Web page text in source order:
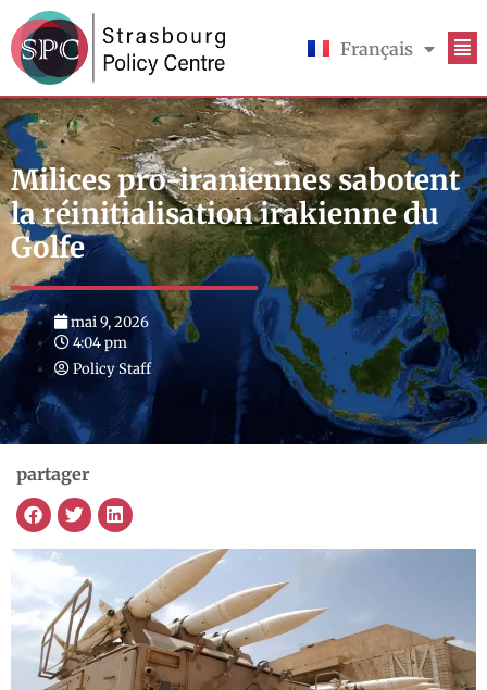
Français
English
Milices pro-iraniennes sabotent
la réinitialisation irakienne du
Golfe
mai 9, 2026
4:04 pm
Policy Staff
partager